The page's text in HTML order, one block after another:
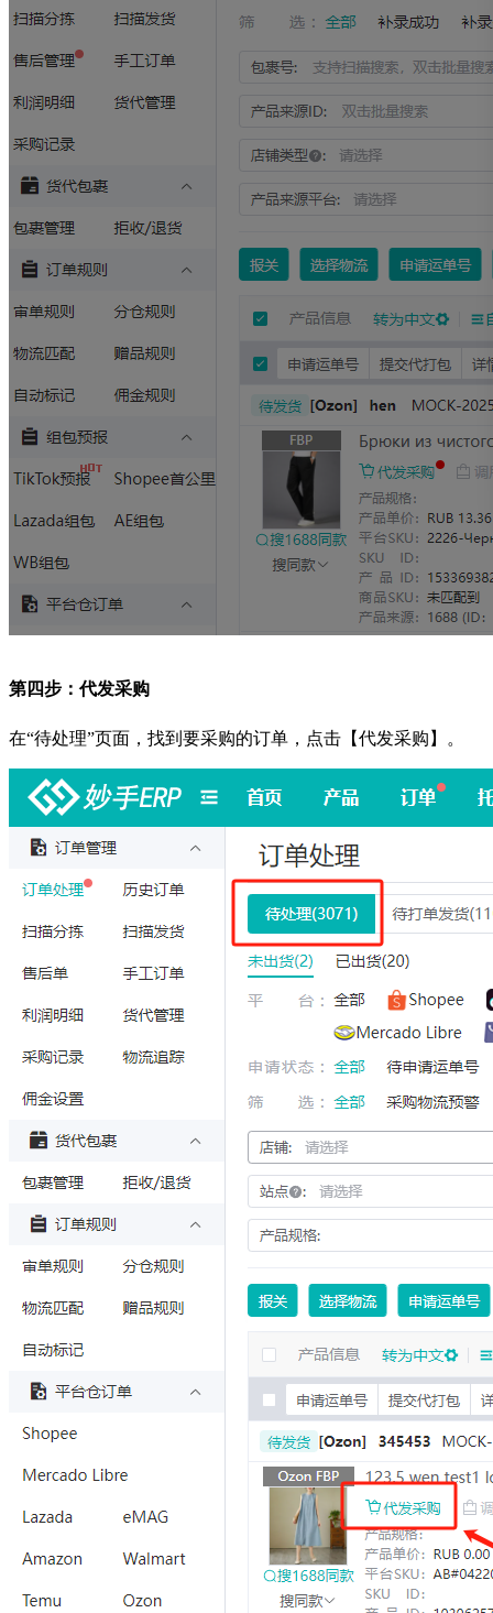
第四步：代发采购
在“待处理”页面，找到要采购的订单，点击【代发采购】。